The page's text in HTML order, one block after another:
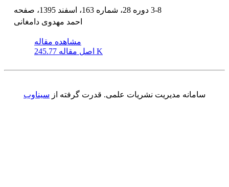
3-8
احمد مهدوی دامغانی
مشاهده مقاله
اصل مقاله 245.77 K
سامانه مدیریت نشریات علمی. قدرت گرفته از سیناوب